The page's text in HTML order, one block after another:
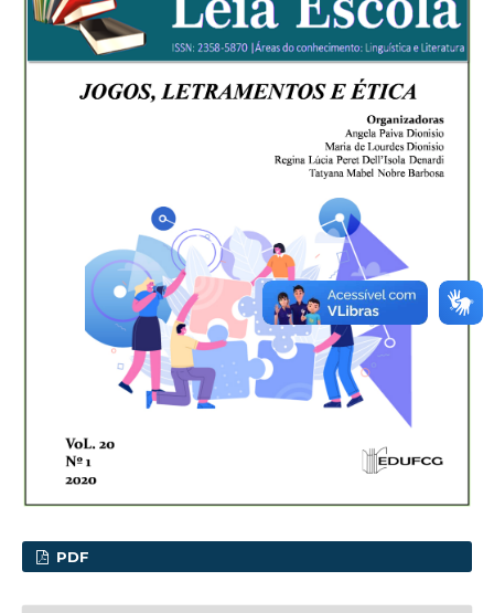
PDF